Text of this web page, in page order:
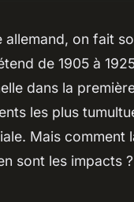
allemand, on fait
de 1905 à
dans la
les plus
Mais
sont les impacts ?